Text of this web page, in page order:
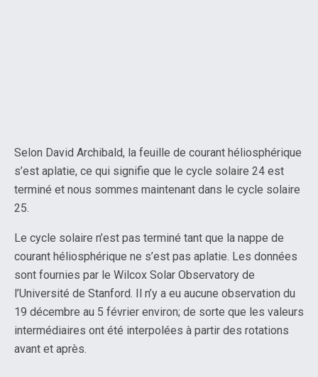
Selon David Archibald, la feuille de courant héliosphérique
s’est aplatie, ce qui signifie que le cycle solaire 24 est
terminé et nous sommes maintenant dans le cycle solaire
25.
Le cycle solaire n’est pas terminé tant que la nappe de
courant héliosphérique ne s’est pas aplatie. Les données
sont fournies par le Wilcox Solar Observatory de
l’Université de Stanford. Il n’y a eu aucune observation du
19 décembre au 5 février environ; de sorte que les valeurs
intermédiaires ont été interpolées à partir des rotations
avant et après.